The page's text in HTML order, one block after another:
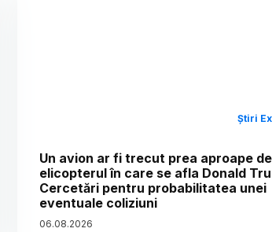
Știri
Un avion ar fi trecut prea aproape de
elicopterul în care se afla Donald
Cercetări pentru probabilitatea unei
eventuale coliziuni
06.08.2026